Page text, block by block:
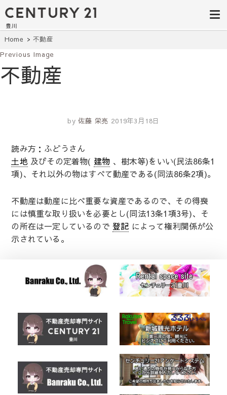
豊田市の中古
住宅・土地・
リノベ物件探
し｜センチュ
リー21豊川
建て・土地探しはセンチュリー21豊
川へ。豊田市内の最新物件情報を随
時更新中！駅近、建築条件無し、ペ
ット可、学区別など、お客様のこだ
単検索。
Home 不動産
Previous Image
不動産
by 佐藤 栄亮 2019年3月18日
読み方：ふどうさん
土地及びその定着物( 建物 、樹木等)をいい(民法86条1
項)、それ以外の物はすべて動産である(同法86条2項)。
不動産は動産に比べ重要な資産であるので、その得喪
には慎重な取り扱いを必要とし(同法13条1項3号)、そ
の所在は一定しているので登記 によって権利関係が公
示されている。